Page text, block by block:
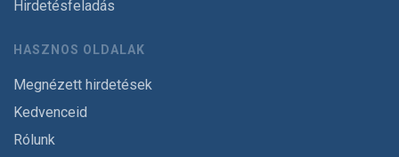
Hirdetésfeladás
HASZNOS OLDALAK
Megnézett hirdetések
Kedvenceid
Rólunk